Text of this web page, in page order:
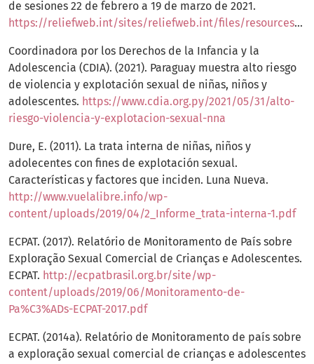
de sesiones 22 de febrero a 19 de marzo de 2021.
https://reliefweb.int/sites/reliefweb.int/files/resources/A_HRC_46_31_S.pdf
Coordinadora por los Derechos de la Infancia y la
Adolescencia (CDIA). (2021). Paraguay muestra alto riesgo
de violencia y explotación sexual de niñas, niños y
adolescentes. https://www.cdia.org.py/2021/05/31/alto-
riesgo-violencia-y-explotacion-sexual-nna
Dure, E. (2011). La trata interna de niñas, niños y
adolecentes con fines de explotación sexual.
Características y factores que inciden. Luna Nueva.
http://www.vuelalibre.info/wp-
content/uploads/2019/04/2_Informe_trata-interna-1.pdf
ECPAT. (2017). Relatório de Monitoramento de País sobre
Exploração Sexual Comercial de Crianças e Adolescentes.
ECPAT. http://ecpatbrasil.org.br/site/wp-
content/uploads/2019/06/Monitoramento-de-
Pa%C3%ADs-ECPAT-2017.pdf
ECPAT. (2014a). Relatório de Monitoramento de país sobre
a exploração sexual comercial de crianças e adolescentes